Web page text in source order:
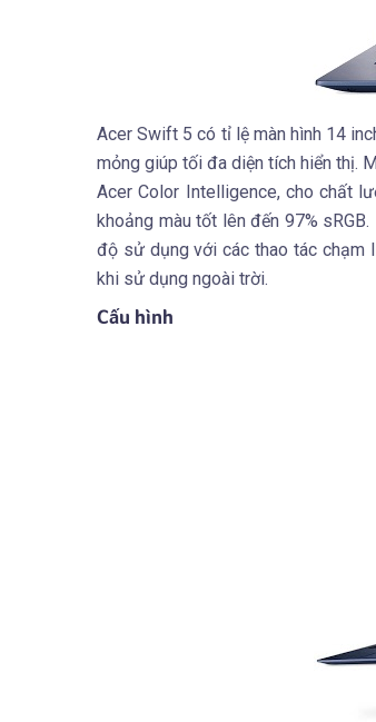
Acer Swift 5 có tỉ lệ màn hình 14
mỏng giúp tối đa diện tích hiển thị.
Acer Color Intelligence, cho chất
khoảng màu tốt lên đến 97%
độ sử dụng với các thao tác chạm
khi sử dụng ngoài trời.
Cấu hình